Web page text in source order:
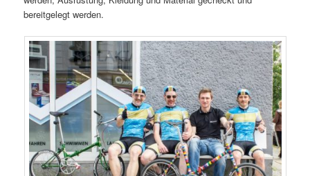
bereitgelegt werden.